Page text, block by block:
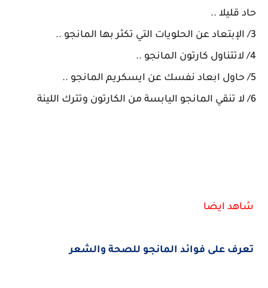
حاد قليلا ..
3/ الإبتعاد عن الحلويات التي تكثر بها المانجو ..
4/ لاتتناول كارتون المانجو ..
5/ حاول ابعاد نفسك عن ايسكريم المانجو ..
6/ لا تنقي المانجو اليابسة من الكارتون وتترك اللينة
شاهد ايضا
تعرف على فوائد المانجو للصحة والشعر